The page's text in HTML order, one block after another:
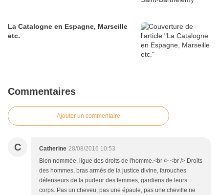
La Catalogne en Espagne, Marseille
etc.
Commentaires
Ajouter un commentaire
C Catherine 28/08/2016 10:53
Bien nommée, ligue des droits de l'homme.<br /> <br /> Droits
des hommes, bras armés de la justice divine, farouches
défenseurs de la pudeur des femmes, gardiens de leurs
corps. Pas un cheveu, pas une épaule, pas une cheville ne